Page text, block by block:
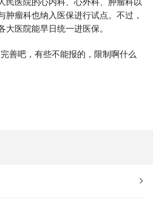
肿瘤科也纳入医保进行试点。不过，
医院能早日统一进医保。
吧，有些不能报的，限制啊什么